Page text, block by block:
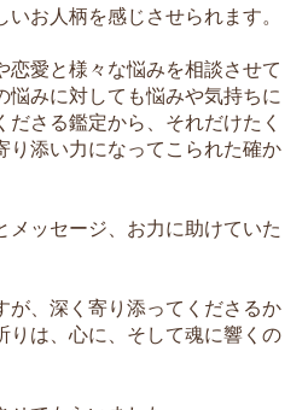
お人柄を感じさせられます。
恋愛と様々な悩みを相談させて
悩みに対しても悩みや気持ちに
さる鑑定から、それだけたく
り添い力になってこられた確か
メッセージ、お力に助けていた
が、深く寄り添ってくださるか
りは、心に、そして魂に響くの